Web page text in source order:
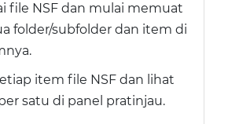
file NSF dan mulai memuat
folder/subfolder dan item di
item file NSF dan lihat
satu di panel pratinjau.